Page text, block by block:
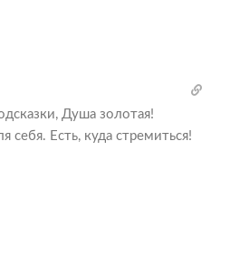
Душа золотая!
себя. Есть, куда стремиться!